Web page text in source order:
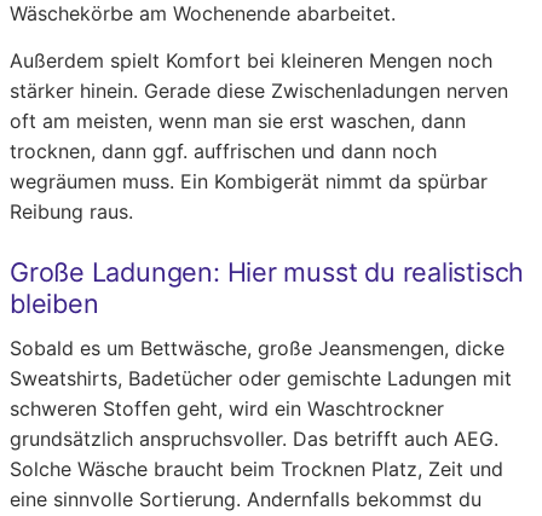
Wäschekörbe am Wochenende abarbeitet.
Außerdem spielt Komfort bei kleineren Mengen noch
stärker hinein. Gerade diese Zwischenladungen nerven
oft am meisten, wenn man sie erst waschen, dann
trocknen, dann ggf. auffrischen und dann noch
wegräumen muss. Ein Kombigerät nimmt da spürbar
Reibung raus.
Große Ladungen: Hier musst du realistisch
bleiben
Sobald es um Bettwäsche, große Jeansmengen, dicke
Sweatshirts, Badetücher oder gemischte Ladungen mit
schweren Stoffen geht, wird ein Waschtrockner
grundsätzlich anspruchsvoller. Das betrifft auch AEG.
Solche Wäsche braucht beim Trocknen Platz, Zeit und
eine sinnvolle Sortierung. Andernfalls bekommst du